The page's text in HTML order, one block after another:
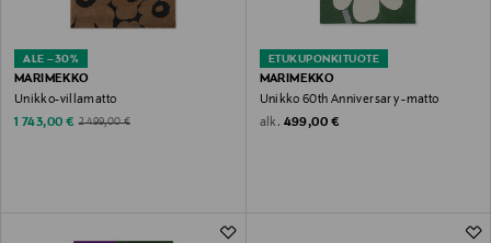
ALE –30%
MARIMEKKO
Unikko-villamatto
Discounted Price
1 743,00 € Original Price
2 499,00 €
ETUKUPONKITUOTE
MARIMEKKO
Unikko 60th Anniversary -matto
alk. Original Price
499,00 €